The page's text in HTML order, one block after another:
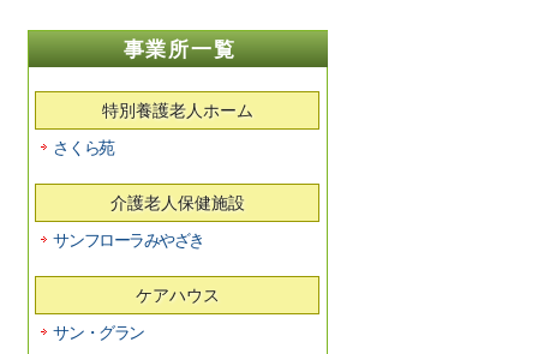
事業所一覧
特別養護老人ホーム
さくら苑
介護老人保健施設
サンフローラみやざき
ケアハウス
サン・グラン